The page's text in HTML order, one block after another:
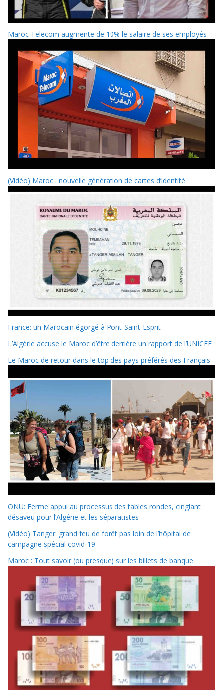
Maroc Telecom augmente de 10% le salaire de ses employés
(Vidéo) Maroc : nouvelle génération de cartes d’identité
France: un Marocain égorgé à Pont-Saint-Esprit
L’Algérie accuse le Maroc d’être derrière un rapport de l’UNICEF
Le Maroc de retour dans le top des pays préférés des Français
ONU: Ferme appui au processus des tables rondes, cinglant
désaveu pour l’Algérie et les séparatistes
(Vidéo) Tanger: grand feu de forêt pas loin de l’hôpital de
campagne spécial covid-19
Maroc : Tout savoir (ou presque) sur les billets de banque